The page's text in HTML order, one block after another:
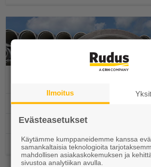
Asiakaspalvelu ja tilaukset
Ammattimyynti
Toimituspisteet ja aukioloajat
Ilmoitus
Evästeasetukset
Käytämme kumppaneidemme kanssa
samankaltaisia teknologioita
mahdollisen asiakaskokemuksen ja
sivustoa analytiikan avulla.